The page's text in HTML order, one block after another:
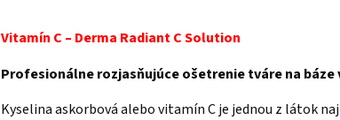
Vitamín C – Derma Radiant C Solution
Profesionálne rozjasňujúce ošetrenie tváre na
Kyselina askorbová alebo vitamín C je jednou z látok